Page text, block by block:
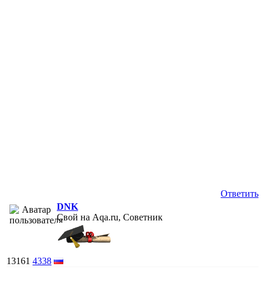
Ответить
DNK
Свой на Aqa.ru, Советник
13161 4338